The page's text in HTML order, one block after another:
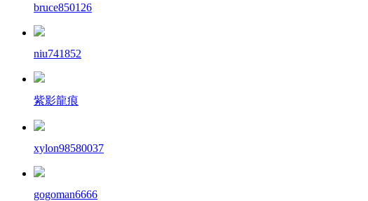
bruce850126
niu741852
紫影龍痕
xylon98580037
gogoman6666